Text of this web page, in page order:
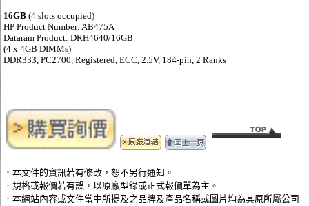
16GB (4 slots occupied)
HP Product Number: AB475A
Dataram Product: DRH4640/16GB
(4 x 4GB DIMMs)
DDR333, PC2700, Registered, ECC, 2.5V, 184-pin, 2 Ranks
．本文件的資訊若有修改，恕不另行通知。
．規格或報價若有誤，以原廠型錄或正式報價單為主。
．本網站內容或文件當中所提及之品牌及產品名稱或圖片均為其原所屬公司